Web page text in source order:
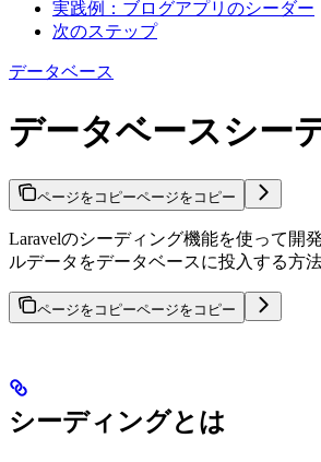
実践例：ブログアプリのシーダー
次のステップ
データベース
データベースシー
ページをコピーページをコピー
Laravelのシーディング機能を使って開
ルデータをデータベースに投入する方
ページをコピーページをコピー
シーディングとは